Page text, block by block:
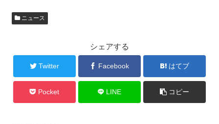
ニュース
シェアする
Twitter Facebook はてブ
Pocket LINE コピー